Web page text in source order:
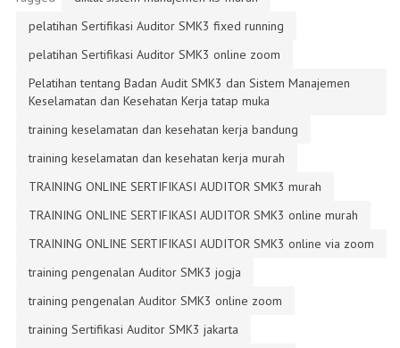
pelatihan Sertifikasi Auditor SMK3 fixed running
pelatihan Sertifikasi Auditor SMK3 online zoom
Pelatihan tentang Badan Audit SMK3 dan Sistem Manajemen
Keselamatan dan Kesehatan Kerja tatap muka
training keselamatan dan kesehatan kerja bandung
training keselamatan dan kesehatan kerja murah
TRAINING ONLINE SERTIFIKASI AUDITOR SMK3 murah
TRAINING ONLINE SERTIFIKASI AUDITOR SMK3 online murah
TRAINING ONLINE SERTIFIKASI AUDITOR SMK3 online via zoom
training pengenalan Auditor SMK3 jogja
training pengenalan Auditor SMK3 online zoom
training Sertifikasi Auditor SMK3 jakarta